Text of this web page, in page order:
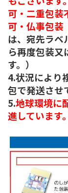
可・二重包装
可・仏事包装
は、宛先ラベ
ら再度包装又
す。）
4.状況により
包で発送させ
5.地球環境に
進しています